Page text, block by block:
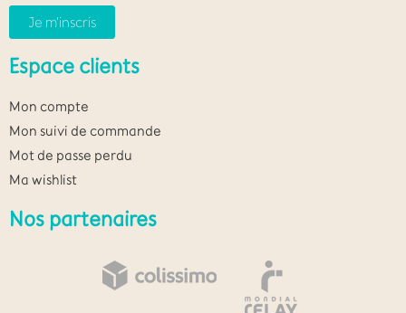
Espace clients
Mon compte
Mon suivi de commande
Mot de passe perdu
Ma wishlist
Nos partenaires